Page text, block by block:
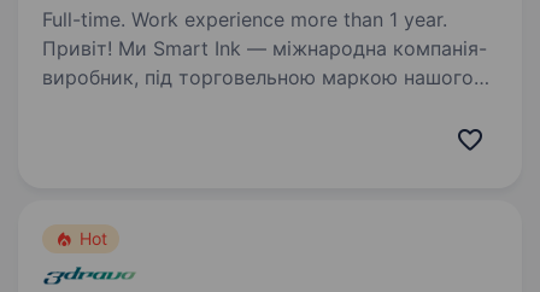
Full-time. Work experience more than 1 year.
Привіт! Ми Smart Ink — міжнародна компанія-
виробник, під торговельною маркою нашого
картриджі та тонери для печатних принтерів
Hot